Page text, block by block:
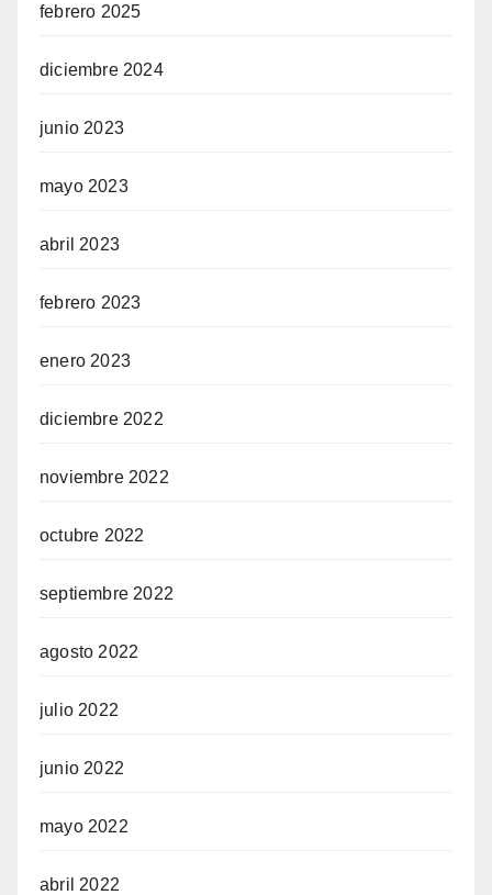
febrero 2025
diciembre 2024
junio 2023
mayo 2023
abril 2023
febrero 2023
enero 2023
diciembre 2022
noviembre 2022
octubre 2022
septiembre 2022
agosto 2022
julio 2022
junio 2022
mayo 2022
abril 2022